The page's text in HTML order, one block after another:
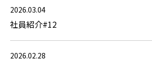
2026.03.04
社員紹介#12
2026.02.28